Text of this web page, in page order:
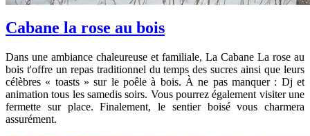
Cabane la rose au bois
Dans une ambiance chaleureuse et familiale, La Cabane La rose au
bois t'offre un repas traditionnel du temps des sucres ainsi que leurs
célèbres « toasts » sur le poêle à bois. À ne pas manquer : Dj et
animation tous les samedis soirs. Vous pourrez également visiter une
fermette sur place. Finalement, le sentier boisé vous charmera
assurément.